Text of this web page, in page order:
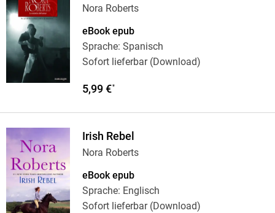
Nora Roberts
eBook epub
Sprache: Spanisch
Sofort lieferbar (Download)
5,99 €*
Irish Rebel
Nora Roberts
eBook epub
Sprache: Englisch
Sofort lieferbar (Download)